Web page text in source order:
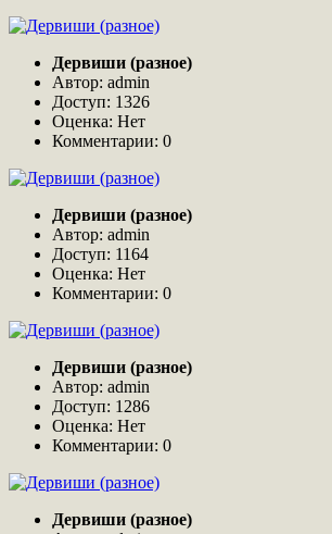
Дервиши (разное)
Автор: admin
Доступ: 1326
Оценка: Нет
Комментарии: 0
Дервиши (разное)
Автор: admin
Доступ: 1164
Оценка: Нет
Комментарии: 0
Дервиши (разное)
Автор: admin
Доступ: 1286
Оценка: Нет
Комментарии: 0
Дервиши (разное)